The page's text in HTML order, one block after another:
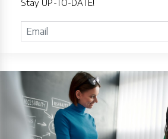
Stay UP-TO-DATE!